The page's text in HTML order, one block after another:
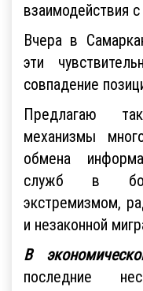
взаимодействия
Вчера в
эти
совпадение
Предлагаю
механизмы
обмена
служб в
экстремизмом,
и незаконной
В
последние